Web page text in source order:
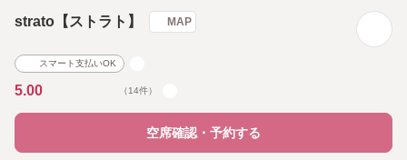
strato【ストラト】 MAP
スマート支払いOK
5.00 （14件）
空席確認・予約する